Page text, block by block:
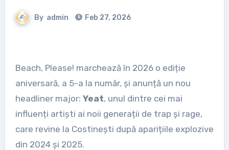
By admin Feb 27, 2026
Beach, Please! marchează în 2026 o ediție
aniversară, a 5-a la număr, și anunță un nou
headliner major: Yeat, unul dintre cei mai
influenți artiști ai noii generații de trap și rage,
care revine la Costinești după aparițiile explozive
din 2024 și 2025.